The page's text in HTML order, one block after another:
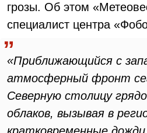
грозы. Об этом
специалист центра
«Приближающийся с
атмосферный фронт
Северную столицу
облаков, вызывая в